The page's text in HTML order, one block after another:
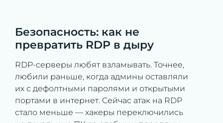
Безопасность: как не
превратить RDP в дыру
RDP-серверы любят взламывать. Точнее,
любили раньше, когда админы оставляли
их с дефолтными паролями и открытыми
портами в интернет. Сейчас атак на RDP
стало меньше — хакеры переключились